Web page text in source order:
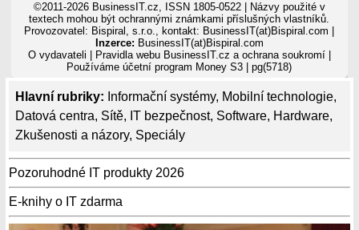
Hlavní rubriky: Informační systémy, Mobilní technologie,
Datová centra, Sítě, IT bezpečnost, Software, Hardware,
Zkušenosti a názory, Speciály
Pozoruhodné IT produkty 2026
E-knihy o IT zdarma
©2011-2026 BusinessIT.cz, ISSN 1805-0522 | Názvy použité v
textech mohou být ochrannými známkami příslušných vlastníků.
Provozovatel: Bispiral, s.r.o., kontakt: BusinessIT(at)Bispiral.com |
Inzerce: BusinessIT(at)Bispiral.com
O vydavateli
Pravidla webu BusinessIT.cz a ochrana soukromí|
Používámeúčetní program Money S3 | pg(5718)